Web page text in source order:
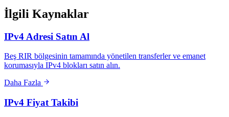
İlgili Kaynaklar
IPv4 Adresi Satın Al
Beş RIR bölgesinin tamamında yönetilen transferler ve emanet
korumasıyla IPv4 blokları satın alın.
Daha Fazla
IPv4 Fiyat Takibi